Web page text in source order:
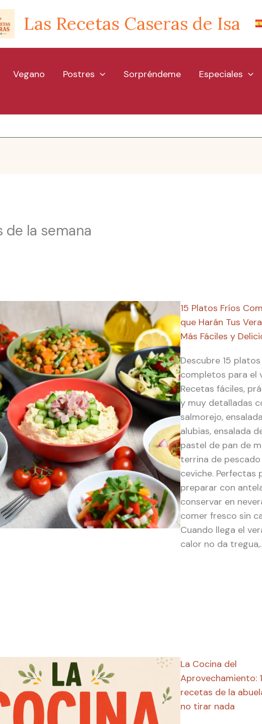
Las Recetas Caseras de Isa
Vegano Postres Sorpréndeme Especiales
la semana
15 Platos Fríos
que Harán Tus
Más Fáciles y
Descubre 15
completos para el
Recetas fáciles,
y muy detalladas
salmorejo,
alubias, ensalada
pastel de pan de
terrina de
ceviche. Perfectas
preparar con
conservar en
comer fresco sin
Cuando llega el
calor no da
La Cocina del
Aprovechamiento:
recetas de la
no tirar nada